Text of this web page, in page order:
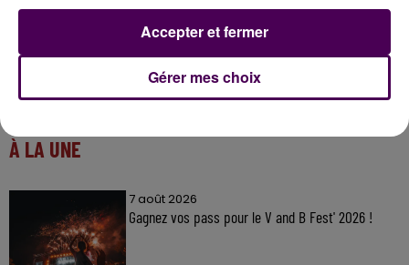
À LA UNE
7 août 2026
Gagnez vos pass pour le V and B Fest' 2026 !
Gérer mes choix
Accepter et fermer